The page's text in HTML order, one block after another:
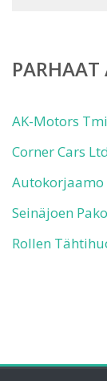
PARHAAT
AK-Motors Tmi
Corner Cars
Seinäjoen
Rollen